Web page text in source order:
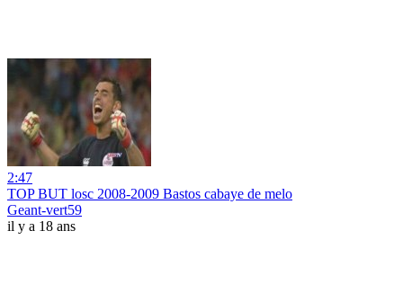
2:47
TOP BUT losc 2008-2009 Bastos cabaye de melo
Geant-vert59
il y a 18 ans